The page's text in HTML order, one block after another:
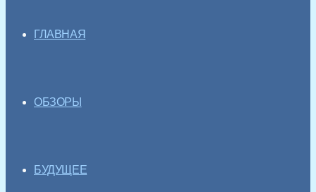
ГЛАВНАЯ
ОБЗОРЫ
БУДУЩЕЕ